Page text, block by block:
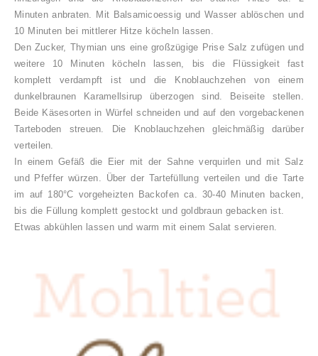
Minuten anbraten. Mit Balsamicoessig und Wasser ablöschen und
10 Minuten bei mittlerer Hitze köcheln lassen.
Den Zucker, Thymian uns eine großzügige Prise Salz zufügen und
weitere 10 Minuten köcheln lassen, bis die Flüssigkeit fast
komplett verdampft ist und die Knoblauchzehen von einem
dunkelbraunen Karamellsirup überzogen sind. Beiseite stellen.
Beide Käsesorten in Würfel schneiden und auf den vorgebackenen
Tarteboden streuen. Die Knoblauchzehen gleichmäßig darüber
verteilen.
In einem Gefäß die Eier mit der Sahne verquirlen und mit Salz
und Pfeffer würzen. Über der Tartefüllung verteilen und die Tarte
im auf 180°C vorgeheizten Backofen ca. 30-40 Minuten backen,
bis die Füllung komplett gestockt und goldbraun gebacken ist.
Etwas abkühlen lassen und warm mit einem Salat servieren.